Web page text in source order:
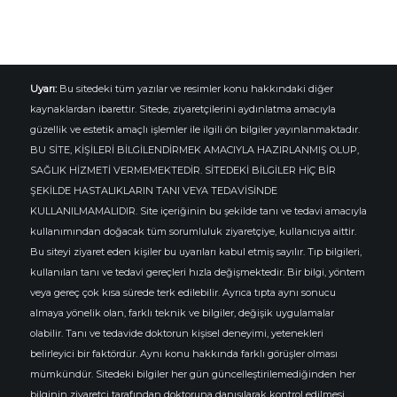
Uyarı:Bu sitedeki tüm yazılar ve resimler konu hakkındaki diğer
kaynaklardan ibarettir. Sitede, ziyaretçilerini aydınlatma amacıyla
güzellik ve estetik amaçlı işlemler ile ilgili ön bilgiler yayınlanmaktadır.
BU SİTE, KİŞİLERİ BİLGİLENDİRMEK AMACIYLA HAZIRLANMIŞ OLUP,
SAĞLIK HİZMETİ VERMEMEKTEDİR. SİTEDEKİ BİLGİLER HİÇ BİR
ŞEKİLDE HASTALIKLARIN TANI VEYA TEDAVİSİNDE
KULLANILMAMALIDIR. Site içeriğinin bu şekilde tanı ve tedavi amacıyla
kullanımından doğacak tüm sorumluluk ziyaretçiye, kullanıcıya aittir.
Bu siteyi ziyaret eden kişiler bu uyarıları kabul etmiş sayılır. Tıp bilgileri,
kullanılan tanı ve tedavi gereçleri hızla değişmektedir. Bir bilgi, yöntem
veya gereç çok kısa sürede terk edilebilir. Ayrıca tıpta aynı sonucu
almaya yönelik olan, farklı teknik ve bilgiler, değişik uygulamalar
olabilir. Tanı ve tedavide doktorun kişisel deneyimi, yetenekleri
belirleyici bir faktördür. Aynı konu hakkında farklı görüşler olması
mümkündür. Sitedeki bilgiler her gün güncelleştirilemediğinden her